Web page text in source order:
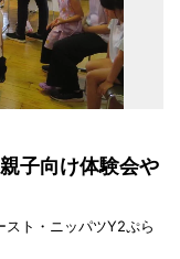
子向け体験会や
スト・ニッパツY2ぷら